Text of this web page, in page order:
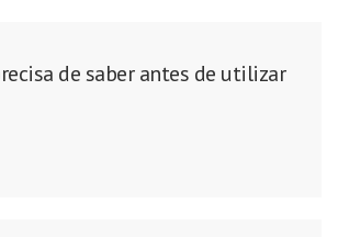
de saber antes de utilizar